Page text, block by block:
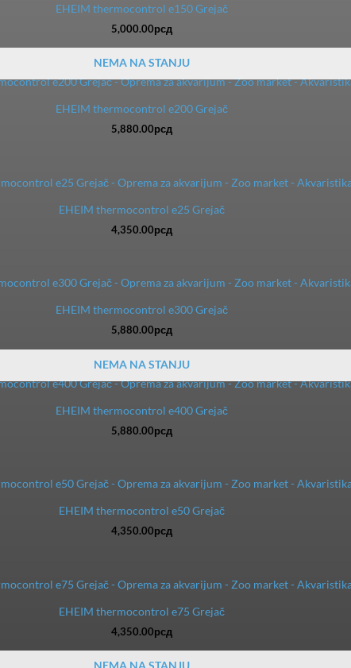
EHEIM thermocontrol e150 Grejač
5,000.00рсд
NEMA NA STANJU
EHEIM thermocontrol e200 Grejač
5,880.00рсд
EHEIM thermocontrol e25 Grejač
4,350.00рсд
EHEIM thermocontrol e300 Grejač
5,880.00рсд
NEMA NA STANJU
EHEIM thermocontrol e400 Grejač
5,880.00рсд
EHEIM thermocontrol e50 Grejač
4,350.00рсд
EHEIM thermocontrol e75 Grejač
4,350.00рсд